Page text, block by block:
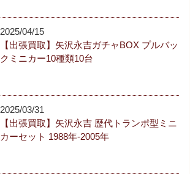
2025/04/15
【出張買取】矢沢永吉ガチャBOX プルバッ
クミニカー10種類10台
2025/03/31
【出張買取】矢沢永吉 歴代トランポ型ミニ
カーセット 1988年-2005年